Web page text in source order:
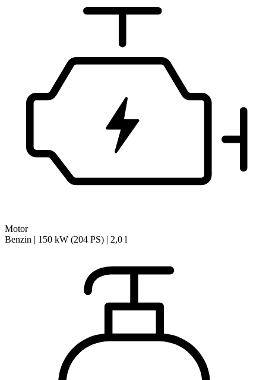
Motor
Benzin | 150 kW (204 PS) | 2,0 l